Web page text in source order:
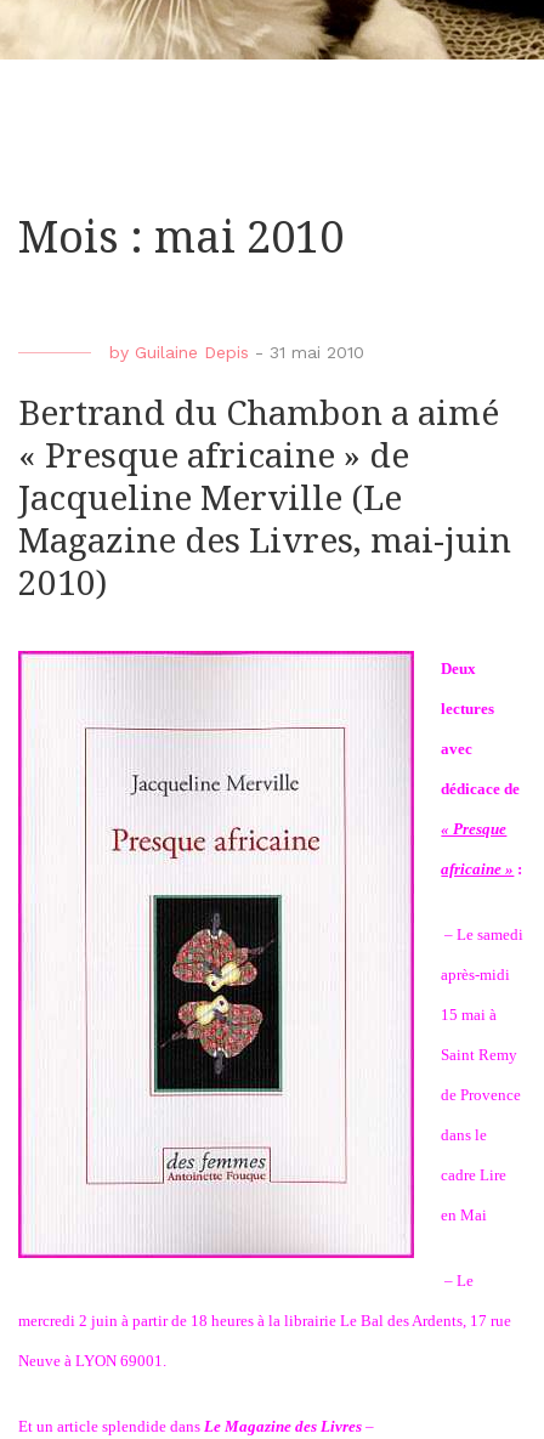
Mois : mai 2010
by Guilaine Depis - 31 mai 2010
Bertrand du Chambon a aimé
« Presque africaine » de
Jacqueline Merville (Le
Magazine des Livres, mai-juin
2010)
Deux
lectures
avec
dédicace de
« Presque
africaine » :
– Le samedi
après-midi
15 mai à
Saint Remy
de Provence
dans le
cadre Lire
en Mai
– Le
mercredi 2 juin à partir de 18 heures à la librairie Le Bal des Ardents, 17 rue
Neuve à LYON 69001.
Et un article splendide dans Le Magazine des Livres –